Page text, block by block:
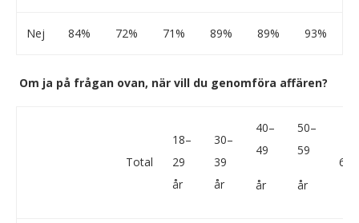
Nej 84% 72% 71% 89% 89% 93%
Om ja på frågan ovan, när vill du genomföra affären?
Total
18–
29
år
30–
39
år
40–
49
år
50–
59
år
60+